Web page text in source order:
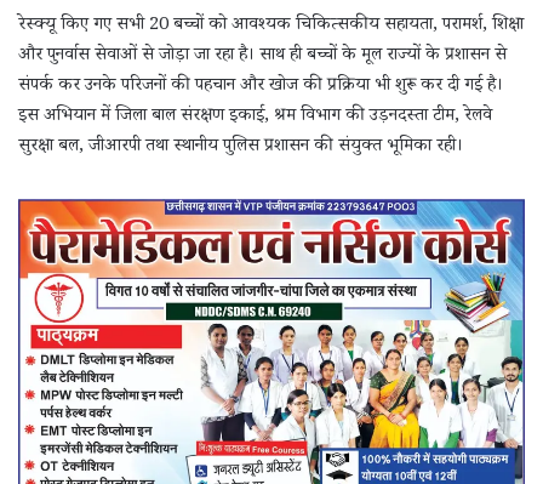
रेस्क्यू किए गए सभी 20 बच्चों को आवश्यक चिकित्सकीय सहायता, परामर्श, शिक्षा
और पुनर्वास सेवाओं से जोड़ा जा रहा है। साथ ही बच्चों के मूल राज्यों के प्रशासन से
संपर्क कर उनके परिजनों की पहचान और खोज की प्रक्रिया भी शुरू कर दी गई है।
इस अभियान में जिला बाल संरक्षण इकाई, श्रम विभाग की उड़नदस्ता टीम, रेलवे
सुरक्षा बल, जीआरपी तथा स्थानीय पुलिस प्रशासन की संयुक्त भूमिका रही।